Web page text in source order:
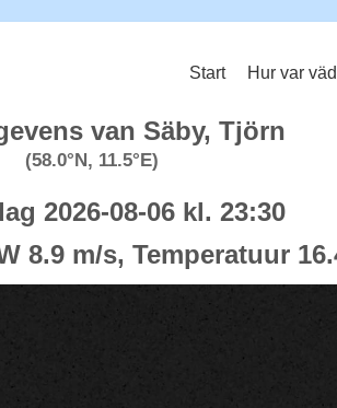
Start Hur var
van Säby, Tjörn
(58.0°N, 11.5°E)
2026-08-06 kl. 23:30
8.9 m/s, Temperatuur